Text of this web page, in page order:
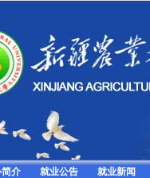
介 就业公告 就业新闻